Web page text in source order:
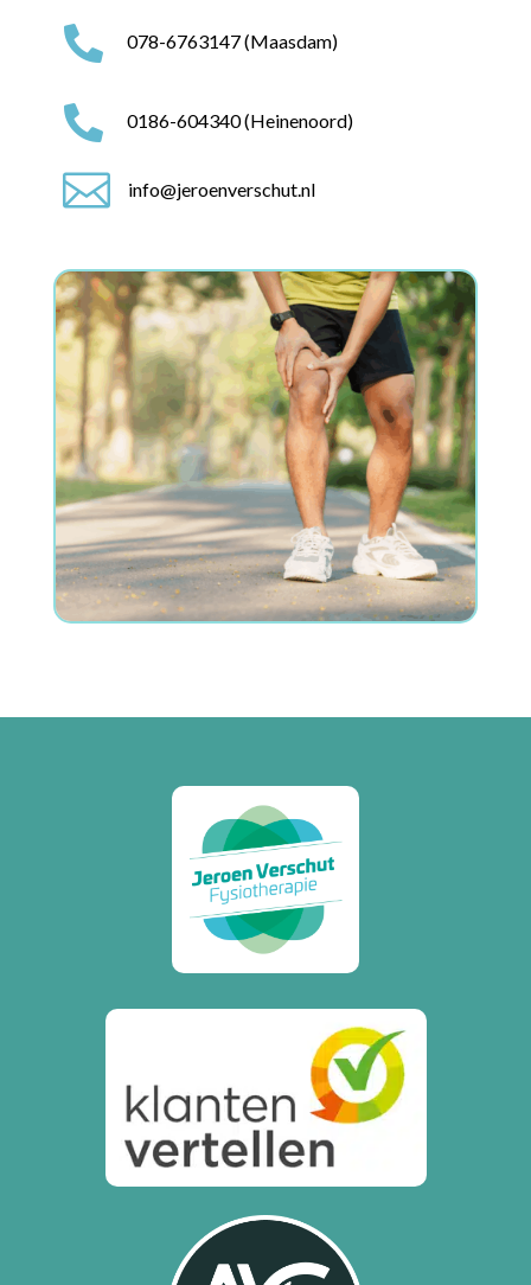
 078-6763147 (Maasdam)
 0186-604340 (Heinenoord)
 info@jeroenverschut.nl